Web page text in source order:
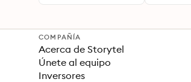
COMPAÑÍA
Acerca de Storytel
Únete al equipo
Inversores